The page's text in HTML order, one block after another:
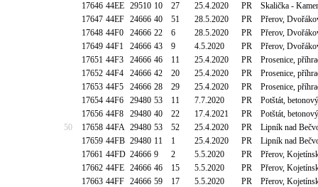
17646 44EE 29510 10 27 25.4.2020 PR
Skalička -
17647 44EF 24666 40 51 28.5.2020 PR
Přerov,
17648 44F0 24666 22 6 28.5.2020 PR
Přerov,
17649 44F1 24666 43 9 4.5.2020 PR
Přerov,
17651 44F3 24666 46 11 25.4.2020 PR
Prosenice,
17652 44F4 24666 42 20 25.4.2020 PR
Prosenice,
17653 44F5 24666 28 29 25.4.2020 PR
Prosenice,
17654 44F6 29480 53 11 7.7.2020 PR
Potštát,
17656 44F8 29480 40 22 17.4.2021 PR
Potštát,
50
17658 44FA 29480 53 52 25.4.2020 PR
Lipník nad
17659 44FB 29480 11 1 25.4.2020 PR
Lipník nad
17661 44FD 24666 9 2 5.5.2020 PR
Přerov,
17662 44FE 24666 46 15 5.5.2020 PR
Přerov,
17663 44FF 24666 59 17 5.5.2020 PR
Přerov,